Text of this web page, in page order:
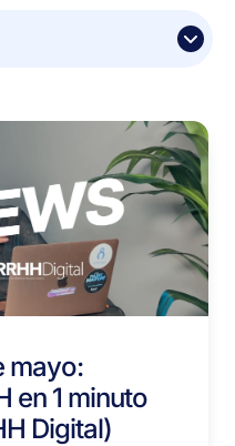
mayo:
en 1 minuto
Digital)